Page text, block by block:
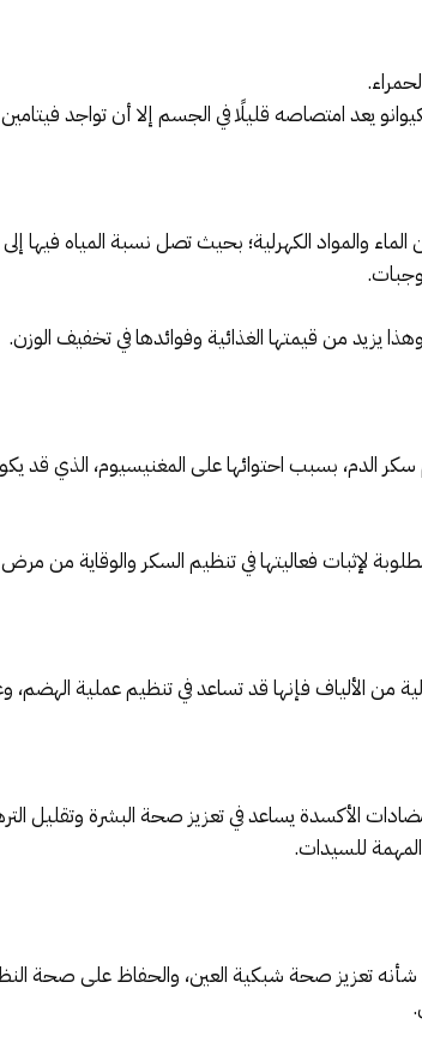
يعد امتصاصه قليلًا في الجسم إلا أن تواجد
يزيد من قيمتها الغذائية وفوائدها في تخفيف الوزن.
سكر الدم، بسبب احتوائها على المغنيسيوم، الذي
لإثبات فعاليتها في تنظيم السكر والوقاية من
من الألياف فإنها قد تساعد في تنظيم عملية الهضم،
الأكسدة يساعد في تعزيز صحة البشرة وتقليل
للسيدات.
شأنه تعزيز صحة شبكية العين، والحفاظ على صحة